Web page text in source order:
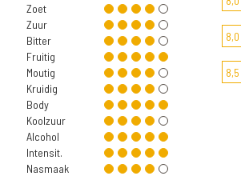
Zoet
Zuur
Bitter
Fruitig
Moutig
Kruidig
Body
Koolzuur
Alcohol
Intensit.
Nasmaak
8,0
8,5